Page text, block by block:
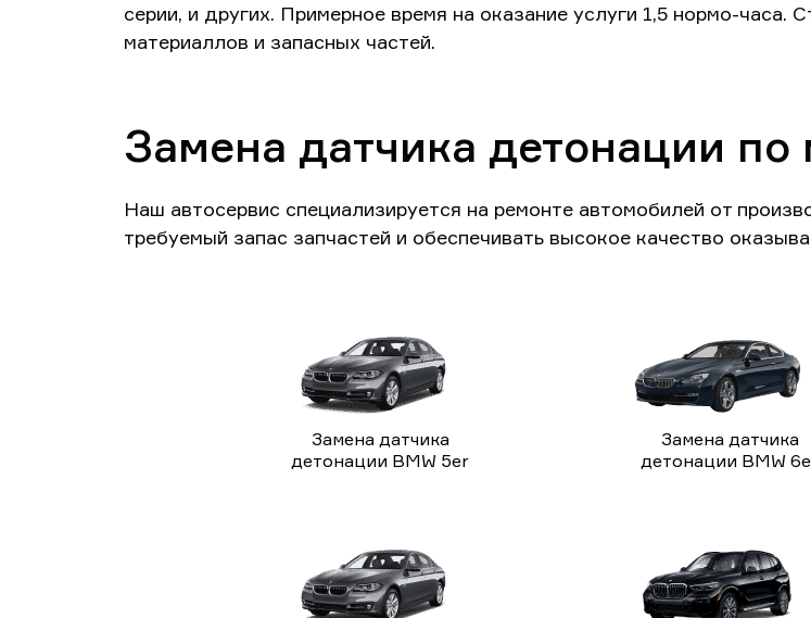
серии, и других. Примерное время на оказание услуги 1,5 нормо-часа.
материаллов и запасных частей.
Замена датчика детонации по
Наш автосервис специализируется на ремонте автомобилей от
требуемый запас запчастей и обеспечивать высокое качество
Замена датчика
детонации BMW 5er
Замена датчика
детонации BMW